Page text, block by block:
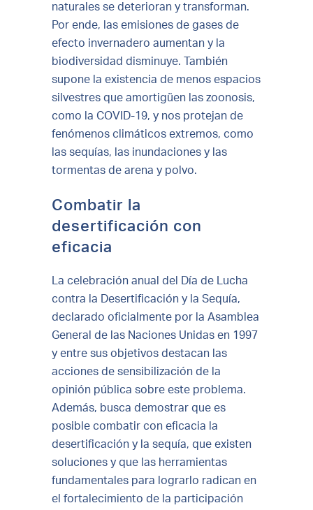
naturales se deterioran y transforman.
Por ende, las emisiones de gases de
efecto invernadero aumentan y la
biodiversidad disminuye. También
supone la existencia de menos espacios
silvestres que amortigüen las zoonosis,
como la COVID-19, y nos protejan de
fenómenos climáticos extremos, como
las sequías, las inundaciones y las
tormentas de arena y polvo.
Combatir la
desertificación con
eficacia
La celebración anual del Día de Lucha
contra la Desertificación y la Sequía,
declarado oficialmente por la Asamblea
General de las Naciones Unidas en 1997
y entre sus objetivos destacan las
acciones de sensibilización de la
opinión pública sobre este problema.
Además, busca demostrar que es
posible combatir con eficacia la
desertificación y la sequía, que existen
soluciones y que las herramientas
fundamentales para lograrlo radican en
el fortalecimiento de la participación